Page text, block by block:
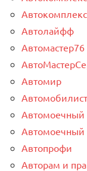
Автолайфф
Автомастер76
Автомир
Автомоечный
Автомоечный
Автопрофи
Авторам и